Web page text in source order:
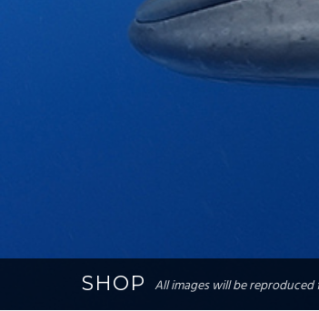
SHOP All images will be